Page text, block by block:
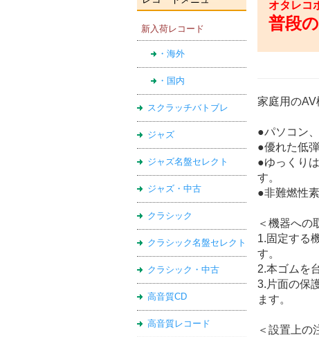
新入荷レコード
・海外
・国内
スクラッチバトブレ
ジャズ
ジャズ名盤セレクト
ジャズ・中古
クラシック
クラシック名盤セレクト
クラシック・中古
高音質CD
高音質レコード
オタレコ
普段
家庭用のAV
●パソコン
●優れた低
●ゆっくり
す。
●非難燃性
＜機器への
1.固定する
す。
2.本ゴムを
3.片面の保
ます。
＜設置上の